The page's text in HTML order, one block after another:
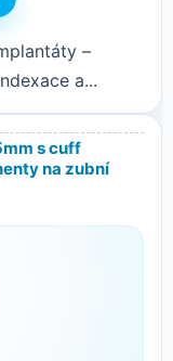
–
a...
s cuff
na zubní